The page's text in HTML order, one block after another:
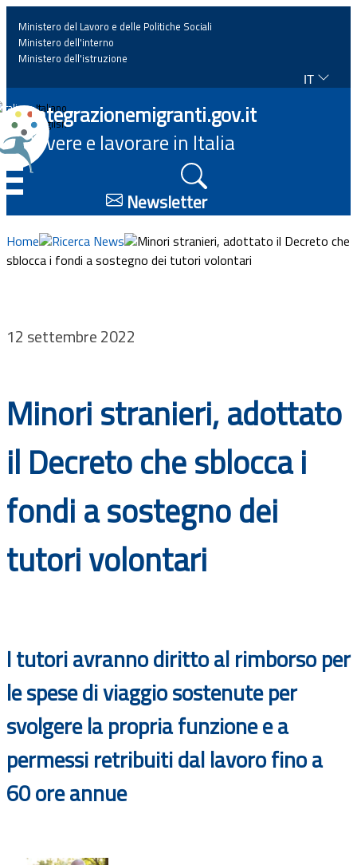
Home
News
Approfondimenti
Eventi
Progetti
Bandi
Guide
Ministero del Lavoro e delle Politiche Sociali
Ministero dell'interno
Ministero dell'istruzione
IT
Italiano
English
Integrazionemigranti.gov.it
Vivere e lavorare in Italia
Newsletter
Home Ricerca News
Minori stranieri, adottato il Decreto che
sblocca i fondi a sostegno dei tutori volontari
12 settembre 2022
Minori stranieri, adottato
il Decreto che sblocca i
fondi a sostegno dei
tutori volontari
I tutori avranno diritto al rimborso per
le spese di viaggio sostenute per
svolgere la propria funzione e a
permessi retribuiti dal lavoro fino a
60 ore annue